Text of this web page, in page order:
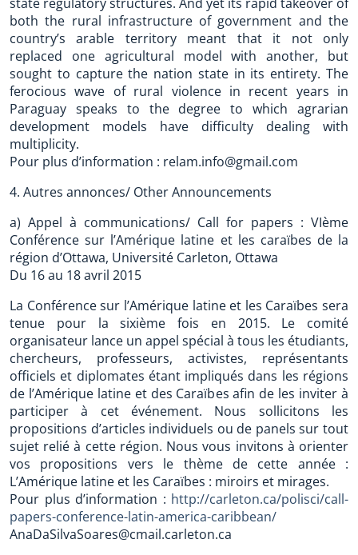
both the rural infrastructure of government and the
country’s arable territory meant that it not only
replaced one agricultural model with another, but
sought to capture the nation state in its entirety. The
ferocious wave of rural violence in recent years in
Paraguay speaks to the degree to which agrarian
development models have difficulty dealing with
multiplicity.
Pour plus d’information : relam.info@gmail.com
4. Autres annonces/ Other Announcements
a) Appel à communications/ Call for papers : VIème
Conférence sur l’Amérique latine et les caraïbes de la
région d’Ottawa, Université Carleton, Ottawa
Du 16 au 18 avril 2015
La Conférence sur l’Amérique latine et les Caraïbes sera
tenue pour la sixième fois en 2015. Le comité
organisateur lance un appel spécial à tous les étudiants,
chercheurs, professeurs, activistes, représentants
officiels et diplomates étant impliqués dans les régions
de l’Amérique latine et des Caraïbes afin de les inviter à
participer à cet événement. Nous sollicitons les
propositions d’articles individuels ou de panels sur tout
sujet relié à cette région. Nous vous invitons à orienter
vos propositions vers le thème de cette année :
L’Amérique latine et les Caraïbes : miroirs et mirages.
Pour plus d’information : http://carleton.ca/polisci/call-
papers-conference-latin-america-caribbean/
AnaDaSilvaSoares@cmail.carleton.ca